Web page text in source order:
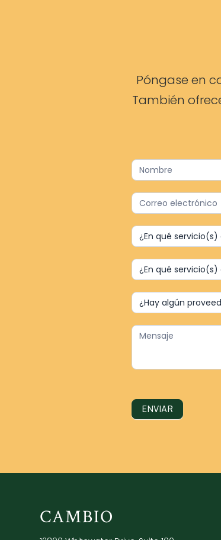
Póngase en
También
Contact
Us
–
Spanish
ENVIAR
CAMBIO